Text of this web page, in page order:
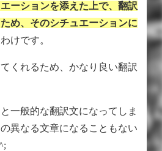
ーションを添えた上で、翻訳
め、そのシチュエーションに
けです。
くれるため、かなり良い翻訳
一般的な翻訳文になってしま
異なる文章になることもない